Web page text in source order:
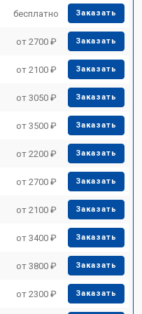
бесплатно Заказать
от 2700 ₽ Заказать
от 2100 ₽ Заказать
от 3050 ₽ Заказать
от 3500 ₽ Заказать
от 2200 ₽ Заказать
от 2700 ₽ Заказать
от 2100 ₽ Заказать
от 3400 ₽ Заказать
от 3800 ₽ Заказать
от 2300 ₽ Заказать